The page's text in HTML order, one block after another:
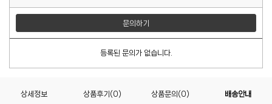
문의하기
등록된 문의가 없습니다.
상세정보 상품후기(0) 상품문의(0) 배송안내